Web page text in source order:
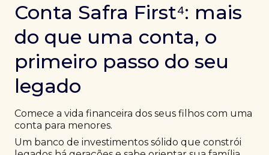
Conta Safra First⁴: mais
do que uma conta, o
primeiro passo do seu
legado
Comece a vida financeira dos seus filhos com uma
conta para menores.
Um banco de investimentos sólido que constrói